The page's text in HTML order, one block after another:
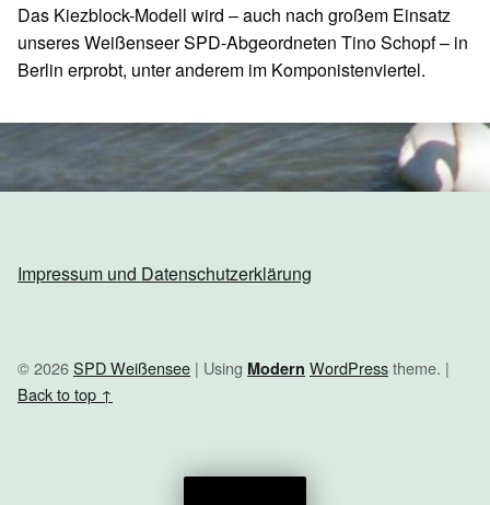
Das Kiezblock-Modell wird – auch nach großem Einsatz
unseres Weißenseer SPD-Abgeordneten Tino Schopf – in
Berlin erprobt, unter anderem im Komponistenviertel.
Skip back to main navigation
Impressum und Datenschutzerklärung
© 2026SPD Weißensee | Using Modern WordPresstheme. |
Back to top ↑